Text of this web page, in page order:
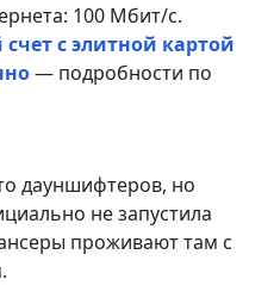
100 Мбит/с.
с элитной картой
— подробности по
дауншифтеров, но
не запустила
проживают там с